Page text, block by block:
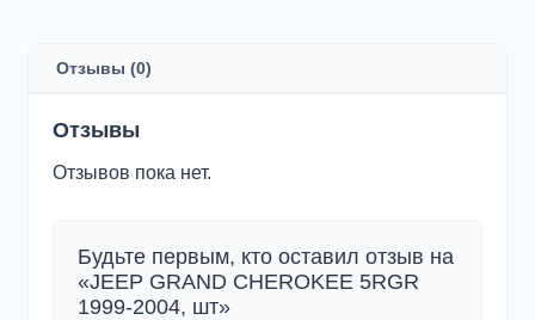
1999-Отзывы (0)
Отзывы
Отзывов пока нет.
Будьте первым, кто оставил отзыв на
«JEEP GRAND CHEROKEE 5RGR
1999-2004, шт»